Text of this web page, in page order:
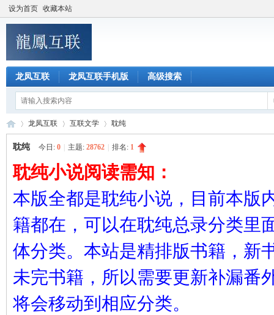
设为首页 收藏本站
龙凤互联 龙凤互联手机版 高级搜索
龙 »
龙凤互联 互联文学 耽纯
耽纯 今日: 0 主题: 28762 排名: 1
耽纯小说阅读需知：
本版全都是耽纯小说，目前本版
籍都在，可以在耽纯总录分类里
体分类。本站是精排版书籍，新
未完书籍，所以需要更新补漏番
将会移动到相应分类。